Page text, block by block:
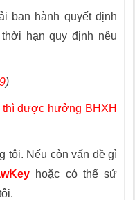
ban hành quyết định
hạn quy định nêu
)
thì được hưởng BHXH
tôi. Nếu còn vấn đề gì
hoặc có thể sử